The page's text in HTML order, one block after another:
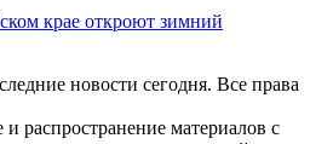
крае откроют зимний
новости сегодня. Все права
распространение материалов с